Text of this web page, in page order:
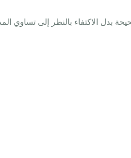
بدل الاكتفاء بالنظر إلى تساوي